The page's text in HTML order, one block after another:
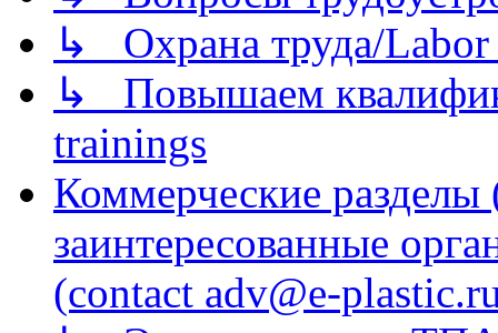
↳ Охрана труда/Labor
↳ Повышаем
trainings
Коммерческие
заинтересованные
(contact adv@e-